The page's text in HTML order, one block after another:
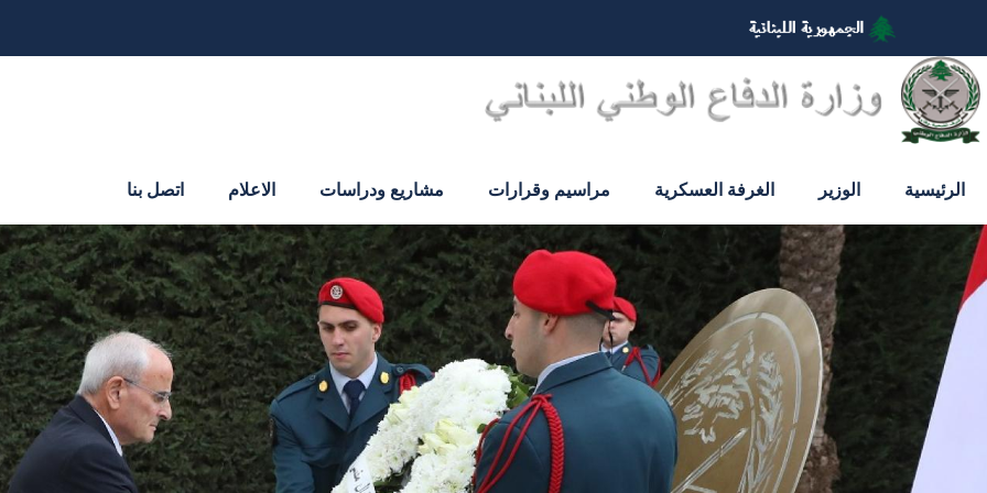
المحتوى
الرئيسي
الرئيسية الوزير الغرفة العسكرية مراسيم وقرارات مشاريع ودراسات الاعلام اتصل بنا